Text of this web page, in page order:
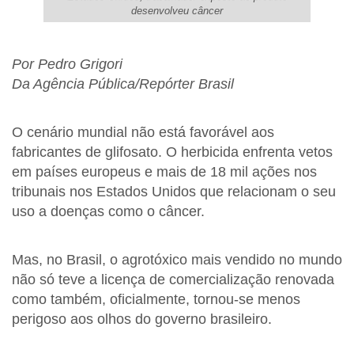
desenvolveu câncer
Por Pedro Grigori
Da Agência Pública/Repórter Brasil
O cenário mundial não está favorável aos
fabricantes de glifosato. O herbicida enfrenta vetos
em países europeus e mais de 18 mil ações nos
tribunais nos Estados Unidos que relacionam o seu
uso a doenças como o câncer.
Mas, no Brasil, o agrotóxico mais vendido no mundo
não só teve a licença de comercialização renovada
como também, oficialmente, tornou-se menos
perigoso aos olhos do governo brasileiro.